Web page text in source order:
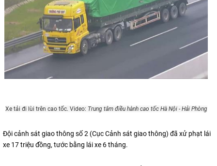
Xe tải đi lùi trên cao tốc. Video: Trung tâm điều hành cao tốc Hà Nội - Hải Phòng
Đội cảnh sát giao thông số 2 (Cục Cảnh sát giao thông) đã xử phạt lái
xe 17 triệu đồng, tước bằng lái xe 6 tháng.